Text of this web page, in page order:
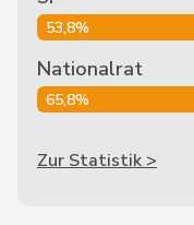
53,8%
Nationalrat
65,8%
Zur Statistik >